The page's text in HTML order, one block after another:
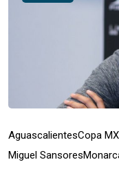
AguascalientesCopa MX
Miguel Sansores